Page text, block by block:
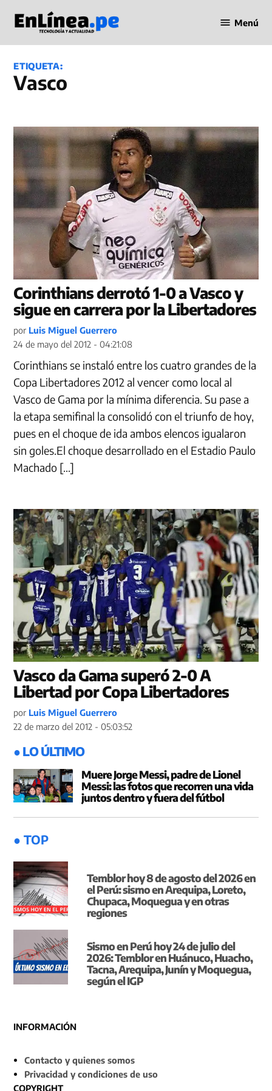
contenido
en Línea
Menú
ETIQUETA:
Vasco
Corinthians derrotó 1-0 a Vasco y
sigue en carrera por la Libertadores
por Luis Miguel Guerrero
24 de mayo del 2012 - 04:21:08
Corinthians se instaló entre los cuatro grandes de la
Copa Libertadores 2012 al vencer como local al
Vasco de Gama por la mínima diferencia. Su pase a
la etapa semifinal la consolidó con el triunfo de hoy,
pues en el choque de ida ambos elencos igualaron
sin goles.El choque desarrollado en el Estadio Paulo
Machado […]
Vasco da Gama superó 2-0 A
Libertad por Copa Libertadores
por Luis Miguel Guerrero
22 de marzo del 2012 - 05:03:52
● LO ÚLTIMO
Muere Jorge Messi, padre de Lionel
Messi: las fotos que recorren una vida
juntos dentro y fuera del fútbol
● TOP
Temblor hoy 8 de agosto del 2026 en
el Perú: sismo en Arequipa, Loreto,
Chupaca, Moquegua y en otras
regiones
Sismo en Perú hoy 24 de julio del
2026: Temblor en Huánuco, Huacho,
Tacna, Arequipa, Junín y Moquegua,
según el IGP
INFORMACIÓN
Contacto y quienes somos
Privacidad y condiciones de uso
COPYRIGHT